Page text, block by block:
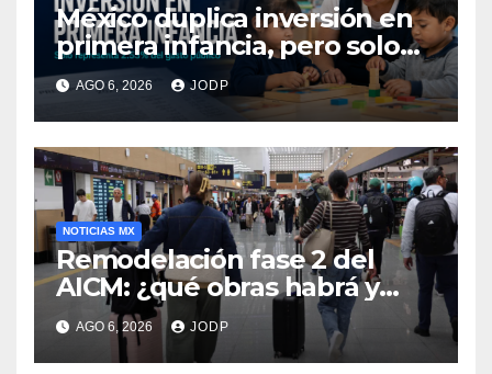
México duplica inversión en
primera infancia, pero solo
destina 2.53% del gasto
público
AGO 6, 2026 JODP
NOTICIAS MX
Remodelación fase 2 del
AICM: ¿qué obras habrá y
afectarán los vuelos durante
2026 y 2027?
AGO 6, 2026 JODP